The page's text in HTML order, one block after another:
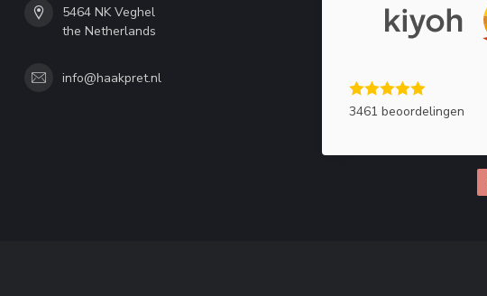
5464 NK Veghel
the Netherlands
info@haakpret.nl
3461 beoordelingen